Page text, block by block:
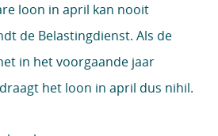
loon in april kan nooit
de Belastingdienst. Als de
in het voorgaande jaar
het loon in april dus nihil.